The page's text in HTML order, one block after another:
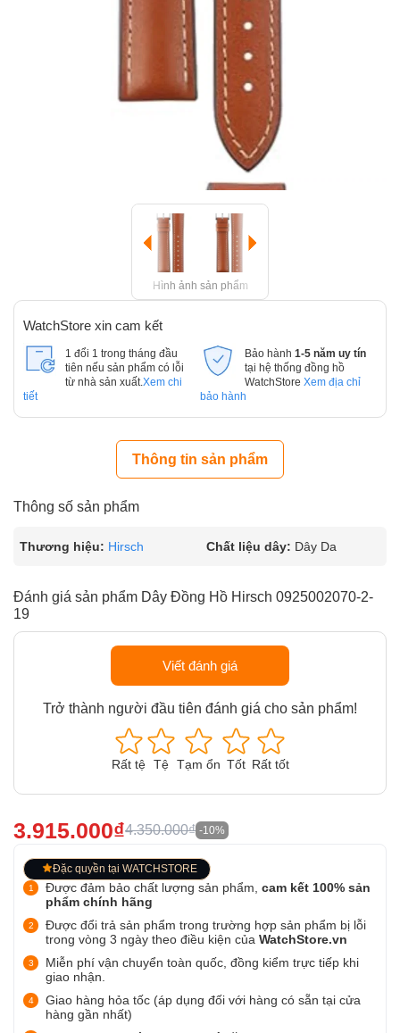
Hình ảnh sản phẩm
WatchStore xin cam kết
1 đổi 1 trong tháng đầu
tiên nếu sản phẩm có lỗi
từ nhà sản xuất. Xem chi
tiết
Bảo hành 1-5 năm uy tín
tại hệ thống đồng hồ
WatchStore Xem địa chỉ
bảo hành
Thông tin sản phẩm
Thông số sản phẩm
Thương hiệu: Hirsch Chất liệu dây: Dây Da
Đánh giá sản phẩm Dây Đồng Hồ Hirsch 0925002070-2-
19
Viết đánh giá
Trở thành người đầu tiên đánh giá cho sản phẩm!
Rất tệ Tệ Tạm ổn Tốt Rất tốt
3.915.000₫4.350.000₫ -10%
Đặc quyền tại WATCHSTORE
Được đảm bảo chất lượng sản phẩm, cam kết 100% sản
phẩm chính hãng
Được đổi trả sản phẩm trong trường hợp sản phẩm bị lỗi
trong vòng 3 ngày theo điều kiện của WatchStore.vn
Miễn phí vận chuyển toàn quốc, đồng kiểm trực tiếp khi
giao nhận.
Giao hàng hỏa tốc (áp dụng đối với hàng có sẵn tại cửa
hàng gần nhất)